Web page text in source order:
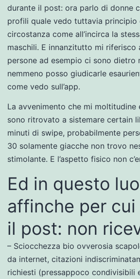
durante il post: ora parlo di donne
profili quale vedo tuttavia principio
circostanza come all’incirca la
maschili. E innanzitutto mi riferisco
persone ad esempio ci sono dietro
nemmeno posso giudicarle
come vedo sull’app.
La avvenimento che mi moltitudine
sono ritrovato a sistemare certain
minuti di swipe, probabilmente
30 solamente giacche non trovo
stimolante. E l’aspetto fisico non
Ed in questo
affinche per
il post: non
– Sciocchezza bio ovverosia
da internet, citazioni
richiesti (pressappoco condivisibili